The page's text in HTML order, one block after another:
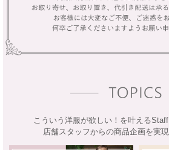
こういう洋服が欲しい！を叶える
店舗スタッフからの商品企画を実